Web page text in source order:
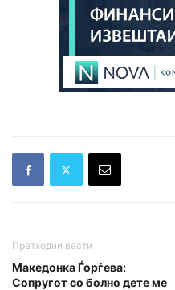
Претходни вести
Македонка Ѓорѓева:
Сопругот со болно дете ме